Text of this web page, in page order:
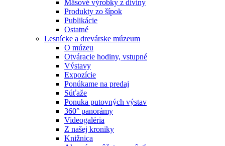
Mäsové výrobky z diviny
Produkty zo šípok
Publikácie
Ostatné
Lesnícke a drevárske múzeum
O múzeu
Otváracie hodiny, vstupné
Výstavy
Expozície
Ponúkame na predaj
Súťaže
Ponuka putovných výstav
360° panorámy
Videogaléria
Z našej kroniky
Knižnica